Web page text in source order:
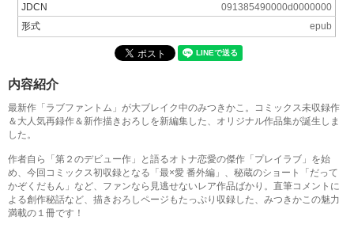
JDCN
091385490000d0000000
形式
epub
内容紹介
最新作「ラブファントム」が大ブレイク中のみつきかこ。コミックス未収録作
＆大人気再録作＆新作描きおろしを新編集した、オリジナル作品集が誕生しま
した。
作者自ら「第２のデビュー作」と語るオトナ恋愛の傑作「プレイラブ」を始
め、今回コミックス初収録となる「最×愛 番外編」、秘蔵のショート「だって
かぞくだもん」など、ファンなら見逃せないレア作品ばかり。直筆コメントに
よる創作秘話など、描きおろしページもたっぷり収録した、みつきかこの魅力
満載の１冊です！